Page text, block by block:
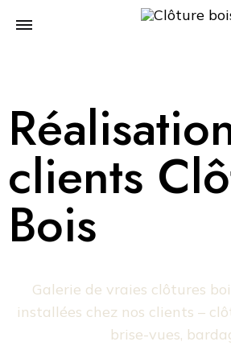
clients
Bois
Galerie de vraies clôtures
installées chez nos clients –
brise-vues,